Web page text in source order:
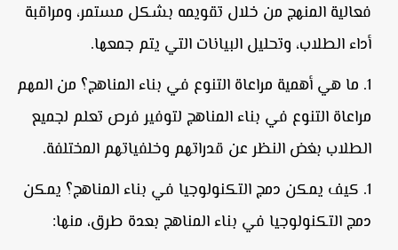
فعالية المنهج من خلال تقويمه بشكل مستمر، ومراقبة
أداء الطلاب، وتحليل البيانات التي يتم جمعها.
ما هي أهمية مراعاة التنوع في بناء المناهج؟من المهم
مراعاة التنوع في بناء المناهج لتوفير فرص تعلم لجميع
الطلاب بغض النظر عن قدراتهم وخلفياتهم المختلفة.
كيف يمكن دمج التكنولوجيا في بناء المناهج؟يمكن
دمج التكنولوجيا في بناء المناهج بعدة طرق، منها: